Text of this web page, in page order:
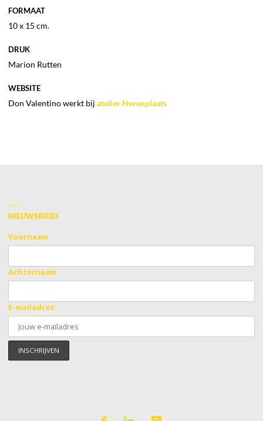
FORMAAT
10 x 15 cm.
DRUK
Marion Rutten
WEBSITE
Don Valentino werkt bijatelier Herenplaats
NIEUWSBRIEF
Voornaam
Achternaam
E-mailadres: